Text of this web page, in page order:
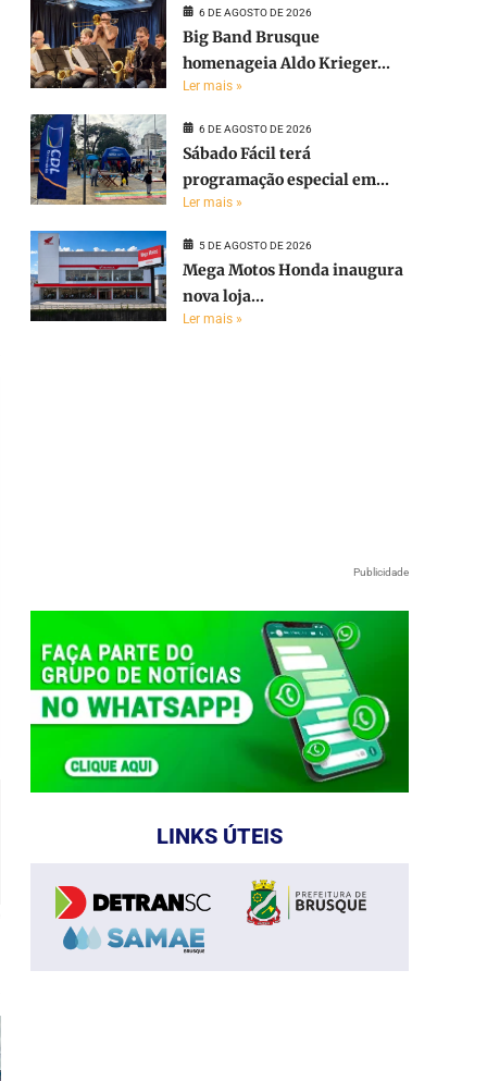
6 DE AGOSTO DE 2026
Big Band Brusque
homenageia Aldo Krieger...
Ler mais »
6 DE AGOSTO DE 2026
Sábado Fácil terá
programação especial em...
Ler mais »
5 DE AGOSTO DE 2026
Mega Motos Honda inaugura
nova loja...
Ler mais »
Publicidade
LINKS ÚTEIS